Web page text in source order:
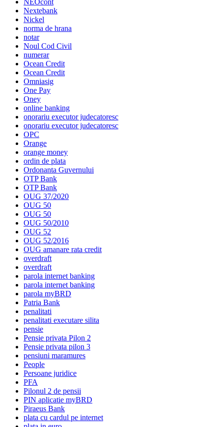
NEOcont
Nextebank
Nickel
norma de hrana
notar
Noul Cod Civil
numerar
Ocean Credit
Ocean Credit
Omniasig
One Pay
Oney
online banking
onorariu executor judecatoresc
onorariu executor judecatoresc
OPC
Orange
orange money
ordin de plata
Ordonanta Guvernului
OTP Bank
OTP Bank
OUG 37/2020
OUG 50
OUG 50
OUG 50/2010
OUG 52
OUG 52/2016
OUG amanare rata credit
overdraft
overdraft
parola internet banking
parola internet banking
parola myBRD
Patria Bank
penalitati
penalitati executare silita
pensie
Pensie privata Pilon 2
Pensie privata pilon 3
pensiuni maramures
People
Persoane juridice
PFA
Pilonul 2 de pensii
PIN aplicatie myBRD
Piraeus Bank
plata cu cardul pe internet